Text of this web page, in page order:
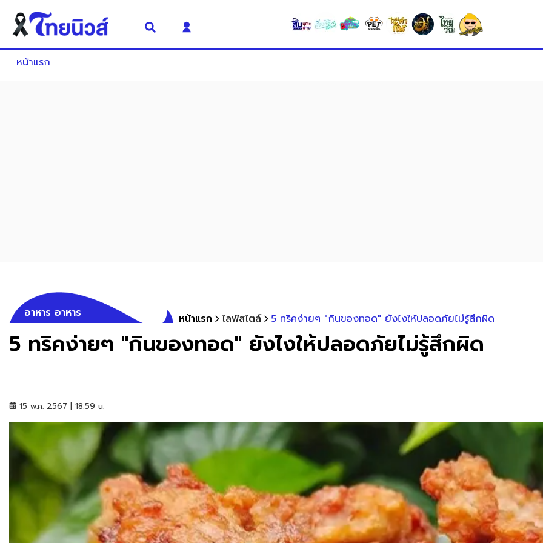
หน้าแรก
อาหาร อาหาร หน้าแรก ไลฟ์สไตล์ 5 ทริคง่ายๆ "กินของทอด" ยังไงให้ปลอดภัยไม่รู้สึกผิด
5 ทริคง่ายๆ "กินของทอด" ยังไงให้ปลอดภัยไม่รู้สึกผิด
15 พ.ค. 2567 | 18:59 น.